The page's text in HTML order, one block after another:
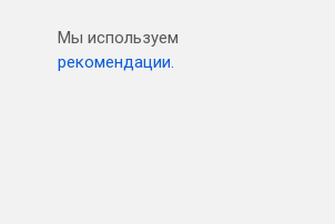
Мы используем
рекомендации.